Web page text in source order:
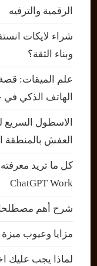
الرقمية والترفيه
شراء لايكات
وبناء الثقة؟
علم الميقات:
الهاتف الذكي في
الاسطول السريع
العفش بالمنطقة
كل ما تريد
ChatGPT Work
شرح أهم
مزايا وعيوب
لماذا يجب عليك